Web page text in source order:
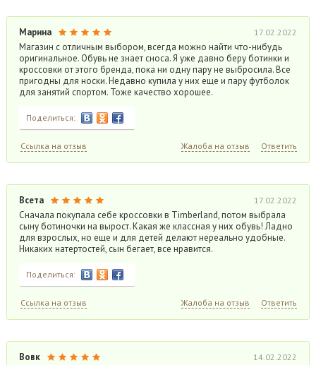
Марина 17.02.2022
Магазин с отличным выбором, всегда можно найти что-нибудь
оригинальное. Обувь не знает сноса. Я уже давно беру ботинки и
кроссовки от этого бренда, пока ни одну пару не выбросила. Все
пригодны для носки. Недавно купила у них еще и пару футболок
для занятий спортом. Тоже качество хорошее.
Поделиться:
Ссылка на отзыв Жалоба на отзыв Ответить
Всета 17.02.2022
Сначала покупала себе кроссовки в Timberland, потом выбрала
сыну ботиночки на вырост. Какая же классная у них обувь! Ладно
для взрослых, но еще и для детей делают нереально удобные.
Никаких натертостей, сын бегает, все нравится.
Поделиться:
Ссылка на отзыв Жалоба на отзыв Ответить
Вовк 14.02.2022